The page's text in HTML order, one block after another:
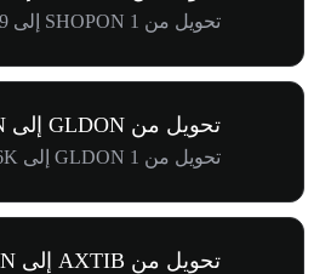
تحويل من 1 SHOPON إلى zł539.39
تحويل من GLDON إلى PLN
تحويل من 1 GLDON إلى zł1.46K
تحويل من AXTIB إلى PLN